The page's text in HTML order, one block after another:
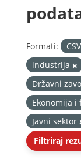
Formati: CSV
industrija
Državni
Ekonomija i
Javni sektor
Filtriraj